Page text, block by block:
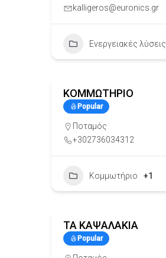
kalligeros@euronics.gr
Ενεργειακές λύσεις
ΚΟΜΜΩΤΗΡΙΟ
Popular
Ποταμός
+302736034312
Κομμωτήριο +1
ΤΑ ΚΑΨΑΛΑΚΙΑ
Popular